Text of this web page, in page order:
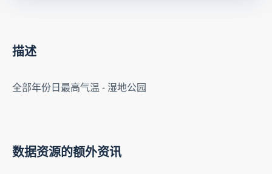
描述
全部年份日最高气温 - 湿地公园
数据资源的额外资讯